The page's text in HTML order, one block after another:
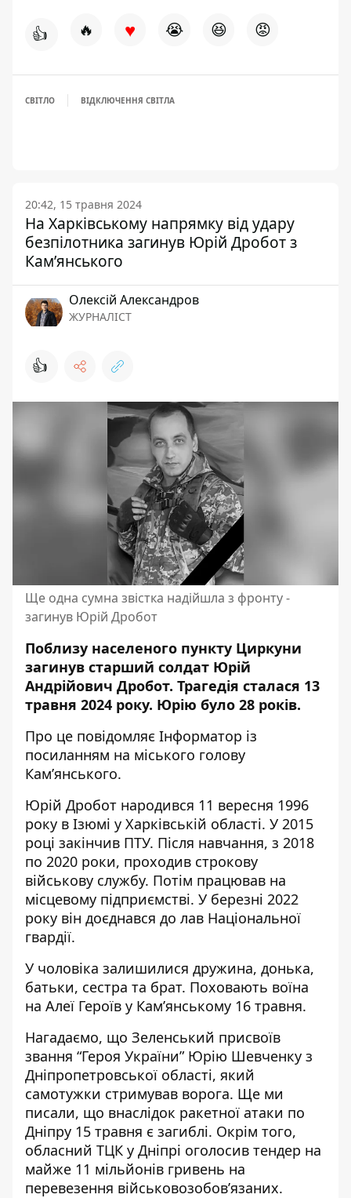
👍 🔥 ♥ 😭 😆 😡
СВІТЛО ВІДКЛЮЧЕННЯ СВІТЛА
20:42, 15 травня 2024
На Харківському напрямку від удару
безпілотника загинув Юрій Дробот з
Кам’янського
Олексій Александров
ЖУРНАЛІСТ
👍
Ще одна сумна звістка надійшла з фронту -
загинув Юрій Дробот
Поблизу населеного пункту Циркуни
загинув старший солдат Юрій
Андрійович Дробот. Трагедія сталася 13
травня 2024 року. Юрію було 28 років.
Про це повідомляє Інформатор із
посиланням на міського голову
Кам’янського.
Юрій Дробот народився 11 вересня 1996
року в Ізюмі у Харківській області. У 2015
році закінчив ПТУ. Після навчання, з 2018
по 2020 роки, проходив строкову
військову службу. Потім працював на
місцевому підприємстві. У березні 2022
року він доєднався до лав Національної
гвардії.
У чоловіка залишилися дружина, донька,
батьки, сестра та брат. Поховають воїна
на Алеї Героїв у Кам’янському 16 травня.
Нагадаємо, що Зеленський присвоїв
звання “Героя України” Юрію Шевченку з
Дніпропетровської області, який
самотужки стримував ворога. Ще ми
писали, що внаслідок ракетної атаки по
Дніпру 15 травня є загиблі. Окрім того,
обласний ТЦК у Дніпрі оголосив тендер на
майже 11 мільйонів гривень на
перевезення військовозобов’язаних.